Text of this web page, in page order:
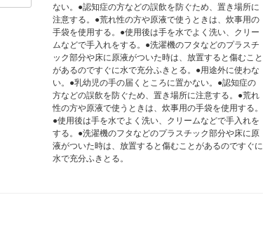
ない。●認知症の方などの誤飲を防ぐため、置き場所に
注意する。●荒れ性の方や原液で使うときは、炊事用の
手袋を使用する。●使用後は手を水でよく洗い、クリー
ムなどで手入れをする。●洗濯機のフタなどのプラスチ
ック部分や床に原液がついた時は、放置すると傷むこと
があるのですぐに水で充分ふきとる。●用途外に使わな
い。●乳幼児の手の届くところに置かない。●認知症の
方などの誤飲を防ぐため、置き場所に注意する。●荒れ
性の方や原液で使うときは、炊事用の手袋を使用する。
●使用後は手を水でよく洗い、クリームなどで手入れを
する。●洗濯機のフタなどのプラスチック部分や床に原
液がついた時は、放置すると傷むことがあるのですぐに
水で充分ふきとる。